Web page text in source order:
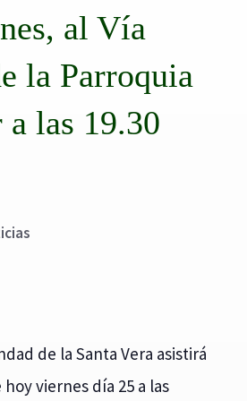
al Vía
la Parroquia
las 19.30
de la Santa Vera asistirá
viernes día 25 a las